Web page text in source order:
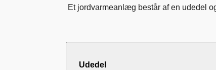
Et jordvarmeanlæg består af en udedel
Udedel